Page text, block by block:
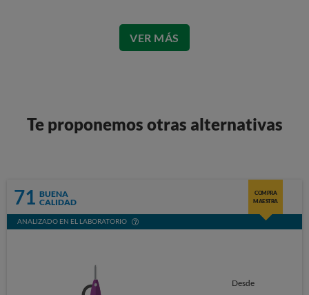
VER MÁS
Te proponemos otras alternativas
71 BUENA
CALIDAD
COMPRA
MAESTRA
ANALIZADO EN EL LABORATORIO
Desde